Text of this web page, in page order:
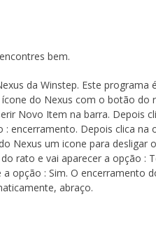
bem.
da Winstep. Este programa
do Nexus com o botão do
Novo Item na barra. Depois
encerramento. Depois clica na
Nexus um icone para desligar
rato e vai aparecer a opção :
a opção : Sim. O encerramento
abraço.